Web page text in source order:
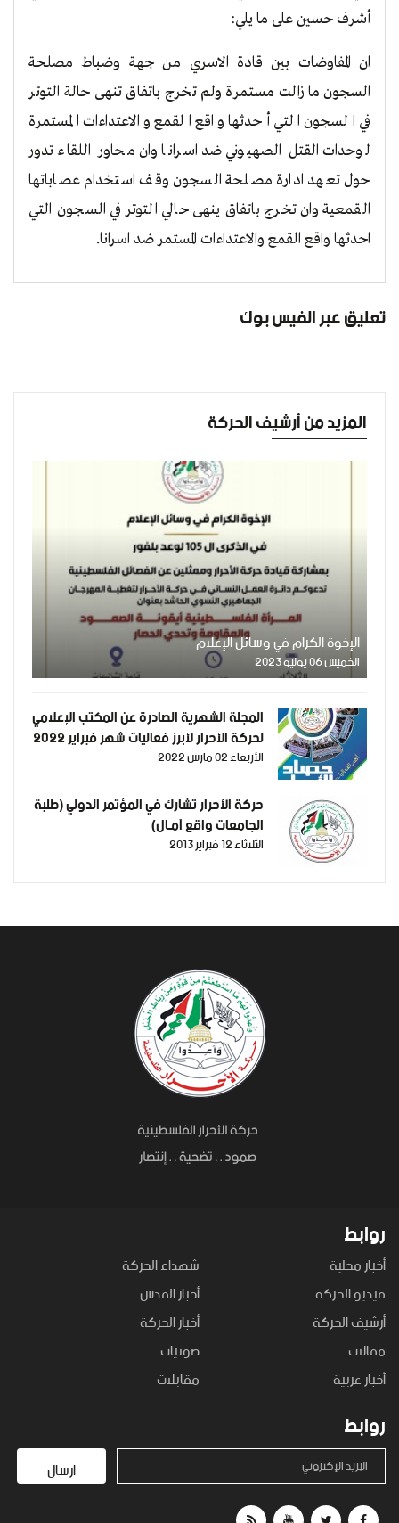
أشرف حسين على ما يلي:
ان المفاوضات بين قادة الاسري من جهة وضباط مصلحة
السجون ما زالت مستمرة ولم تخرج باتفاق تنهى حالة التوتر
في السجون التي أحدثها واقع القمع والاعتداءات المستمرة
لوحدات القتل الصهيوني ضد اسرانا وان محاور اللقاء تدور
حول تعهد ادارة مصلحة السجون وقف استخدام عصاباتها
القمعية وان تخرج باتفاق ينهى حالي التوتر في السجون التي
احدثها واقع القمع والاعتداءات المستمر ضد اسرانا.
تعليق عبر الفيس بوك
المزيد من أرشيف الحركة
الإخوة الكرام في وسائل الإعلام
الخميس 06 يوليو 2023
المجلة الشهرية الصادرة عن المكتب الإعلامي
لحركة الأحرار لأبرز فعاليات شهر فبراير 2022
الأربعاء 02 مارس 2022
حركة الأحرار تشارك في المؤتمر الدولي (طلبة
الجامعات واقع آمـال)
الثلاثاء 12 فبراير 2013
روابط
أخبار محلية
شهداء الحركة
فيديو الحركة
أخبار القدس
أرشيف الحركة
أخبار الحركة
مقالات
صوتيات
أخبار عربية
مقابلات
روابط
البريد الإكتروني ارسال